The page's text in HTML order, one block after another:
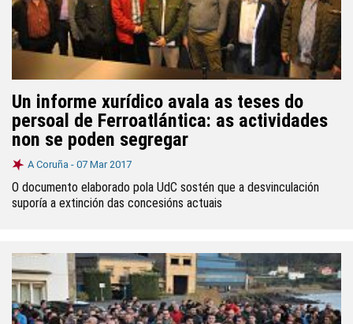
Un informe xurídico avala as teses do
persoal de Ferroatlántica: as actividades
non se poden segregar
A Coruña - 07 Mar 2017
O documento elaborado pola UdC sostén que a desvinculación
suporía a extinción das concesións actuais